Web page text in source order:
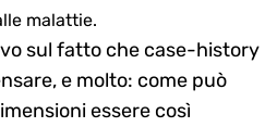
malattie.
sul fatto che case-history
e molto: come può
essere così